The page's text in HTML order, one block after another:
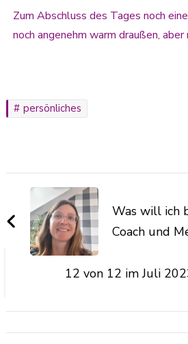
Zum Abschluss des Tages noch
noch angenehm warm draußen,
persönliches
Was will ich
Coach und
12 von 12 im Juli